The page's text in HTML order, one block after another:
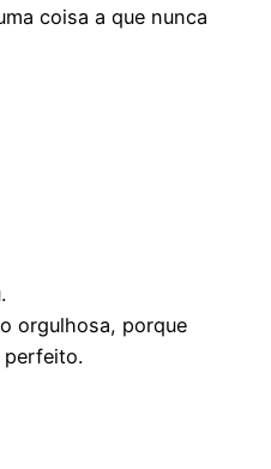
coisa a que nunca
orgulhosa, porque
perfeito.